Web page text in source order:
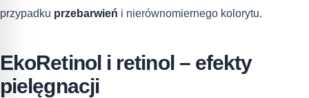
przypadku przebarwień i nierównomiernego kolorytu.
EkoRetinol i retinol – efekty
pielęgnacji